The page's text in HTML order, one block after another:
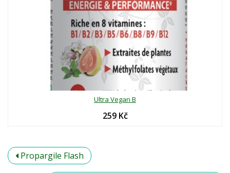
Ultra Vegan B
259 Kč
Propargile Flash